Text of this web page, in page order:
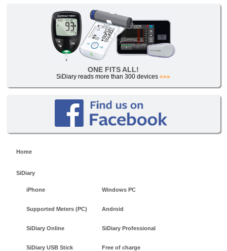
ONE FITS ALL!
SiDiary reads more than 300 devices»»»
Home
SiDiary
iPhone Windows PC
Supported Meters (PC) Android
SiDiary Online SiDiary Professional
SiDiary USB Stick Free of charge